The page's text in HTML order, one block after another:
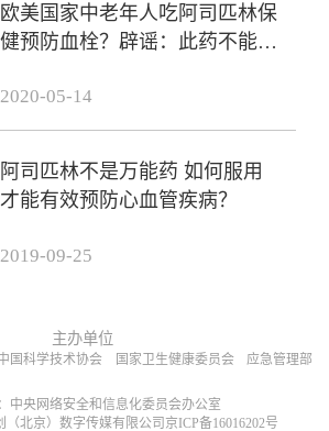
欧美国家中老年人吃阿司匹林保
健预防血栓？辟谣：此药不能乱
2020-05-14
阿司匹林不是万能药 如何服用
才能有效预防心血管疾病？
2019-09-25
主办单位
国科学技术协会 国家卫生健康委员会 应急管理部
中央网络安全和信息化委员会办公室
北京）数字传媒有限公司京ICP备16016202号